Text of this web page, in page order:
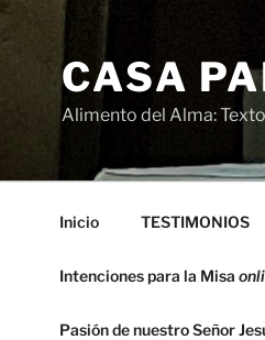
CASA
Alimento del Alma:
Inicio TESTIMONIOS
Intenciones para la Misa
Pasión de nuestro Señor